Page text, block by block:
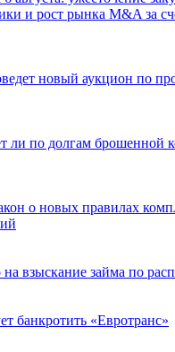
и рост рынка M&A за
новый аукцион по
ли по долгам брошенной
о новых правилах
взыскание займа по
банкротить «Евротранс»